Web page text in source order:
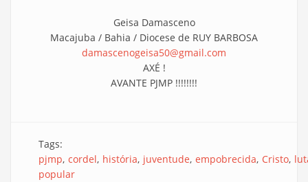
Geisa Damasceno
Macajuba / Bahia / Diocese de RUY BARBOSA
damascenogeisa50@gmail.com
AXÉ !
AVANTE PJMP !!!!!!!!
Tags:
pjmp cordel história juventude empobrecida Cristo
popular